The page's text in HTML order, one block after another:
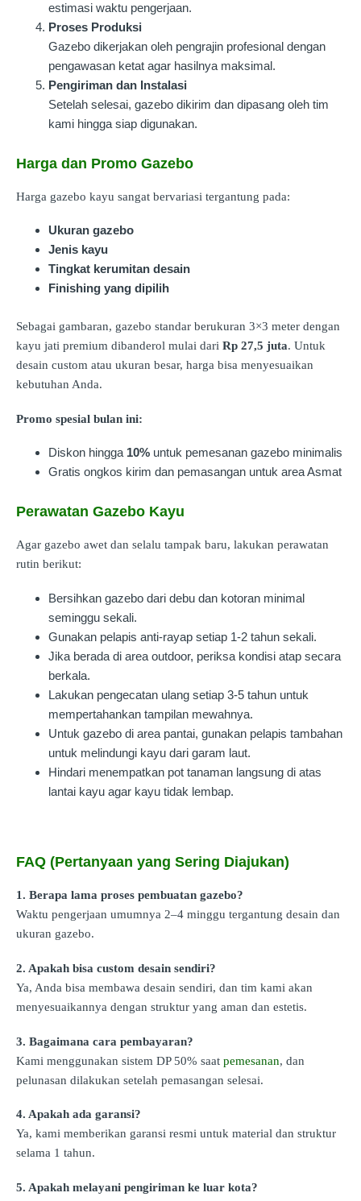
estimasi waktu pengerjaan.
Proses Produksi
Gazebo dikerjakan oleh pengrajin profesional dengan
pengawasan ketat agar hasilnya maksimal.
Pengiriman dan Instalasi
Setelah selesai, gazebo dikirim dan dipasang oleh tim
kami hingga siap digunakan.
Harga dan Promo Gazebo
Harga gazebo kayu sangat bervariasi tergantung pada:
Ukuran gazebo
Jenis kayu
Tingkat kerumitan desain
Finishing yang dipilih
Sebagai gambaran, gazebo standar berukuran 3×3 meter dengan
kayu jati premium dibanderol mulai dari Rp 27,5 juta. Untuk
desain custom atau ukuran besar, harga bisa menyesuaikan
kebutuhan Anda.
Promo spesial bulan ini:
Diskon hingga 10% untuk pemesanan gazebo minimalis
Gratis ongkos kirim dan pemasangan untuk area Asmat
Perawatan Gazebo Kayu
Agar gazebo awet dan selalu tampak baru, lakukan perawatan
rutin berikut:
Bersihkan gazebo dari debu dan kotoran minimal
seminggu sekali.
Gunakan pelapis anti-rayap setiap 1-2 tahun sekali.
Jika berada di area outdoor, periksa kondisi atap secara
berkala.
Lakukan pengecatan ulang setiap 3-5 tahun untuk
mempertahankan tampilan mewahnya.
Untuk gazebo di area pantai, gunakan pelapis tambahan
untuk melindungi kayu dari garam laut.
Hindari menempatkan pot tanaman langsung di atas
lantai kayu agar kayu tidak lembap.
FAQ (Pertanyaan yang Sering Diajukan)
1. Berapa lama proses pembuatan gazebo?
Waktu pengerjaan umumnya 2–4 minggu tergantung desain dan
ukuran gazebo.
2. Apakah bisa custom desain sendiri?
Ya, Anda bisa membawa desain sendiri, dan tim kami akan
menyesuaikannya dengan struktur yang aman dan estetis.
3. Bagaimana cara pembayaran?
Kami menggunakan sistem DP 50% saat pemesanan, dan
pelunasan dilakukan setelah pemasangan selesai.
4. Apakah ada garansi?
Ya, kami memberikan garansi resmi untuk material dan struktur
selama 1 tahun.
5. Apakah melayani pengiriman ke luar kota?